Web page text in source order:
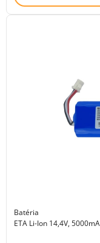
Batéria
ETA Li-Ion 14,4V,